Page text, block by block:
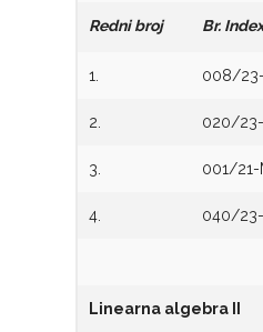
Redni broj Br.
1. 008/23-
2. 020/
3. 001/21-
4. 040/
Linearna algebra II